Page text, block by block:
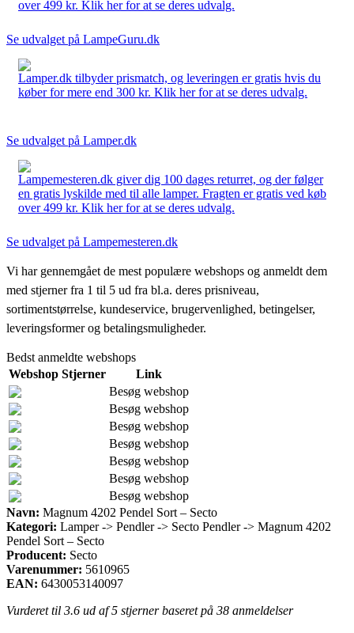
over 499 kr. Klik her for at se deres udvalg.
Se udvalget på LampeGuru.dk
Lamper.dk tilbyder prismatch, og leveringen er gratis hvis du
køber for mere end 300 kr. Klik her for at se deres udvalg.
Se udvalget på Lamper.dk
Lampemesteren.dk giver dig 100 dages returret, og der følger
en gratis lyskilde med til alle lamper. Fragten er gratis ved køb
over 499 kr. Klik her for at se deres udvalg.
Se udvalget på Lampemesteren.dk
Vi har gennemgået de mest populære webshops og anmeldt dem
med stjerner fra 1 til 5 ud fra bl.a. deres prisniveau,
sortimentstørrelse, kundeservice, brugervenlighed, betingelser,
leveringsformer og betalingsmuligheder.
Bedst anmeldte webshops
Webshop Stjerner
Link
Besøg webshop
Besøg webshop
Besøg webshop
Besøg webshop
Besøg webshop
Besøg webshop
Besøg webshop
Navn: Magnum 4202 Pendel Sort – Secto
Kategori: Lamper -> Pendler -> Secto Pendler -> Magnum 4202
Pendel Sort – Secto
Producent: Secto
Varenummer: 5610965
EAN: 6430053140097
Vurderet til 3.6 ud af 5 stjerner baseret på 38 anmeldelser